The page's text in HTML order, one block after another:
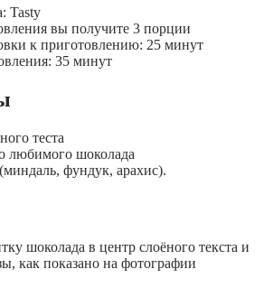
Tasty
вы получите 3 порции
к приготовлению: 25 минут
35 минут
теста
любимого шоколада
фундук, арахис).
шоколада в центр слоёного текста и
как показано на фотографии